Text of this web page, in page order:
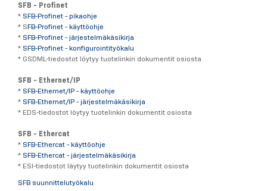
SFB - Profinet
* SFB-Profinet - pikaohje
* SFB-Profinet - käyttöohje
* SFB-Profinet - järjestelmäkäsikirja
* SFB-Profinet - konfigurointityökalu
* GSDML-tiedostot löytyy tuotelinkin dokumentit osiosta
SFB - Ethernet/IP
* SFB-Ethernet/IP - käyttöohje
* SFB-Ethernet/IP - järjestelmäkäsikirja
* EDS-tiedostot löytyy tuotelinkin dokumentit osiosta
SFB - Ethercat
* SFB-Ethercat - käyttöohje
* SFB-Ethercat - järjestelmäkäsikirja
* ESI-tiedostot läytyy tuotelinkin dokumentit osiosta
SFB suunnittelutyökalu